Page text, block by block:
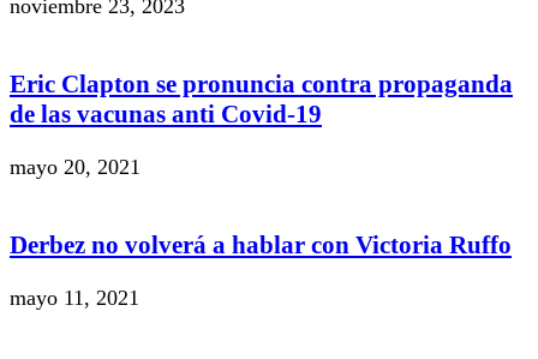
noviembre 23, 2023
Eric Clapton se pronuncia contra propaganda
de las vacunas anti Covid-19
mayo 20, 2021
Derbez no volverá a hablar con Victoria Ruffo
mayo 11, 2021